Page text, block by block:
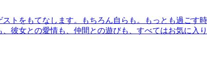
トをもてなします。もちろん自らも。もっとも過ごす
彼女との愛情も、仲間との遊びも、すべてはお気に入